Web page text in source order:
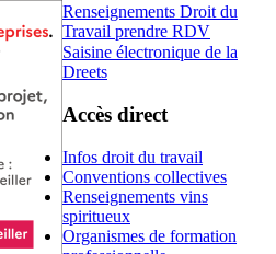
Renseignements Droit du
Travail prendre RDV
Saisine électronique de la
Dreets
Accès direct
Infos droit du travail
Conventions collectives
Renseignements vins
spiritueux
Organismes de formation